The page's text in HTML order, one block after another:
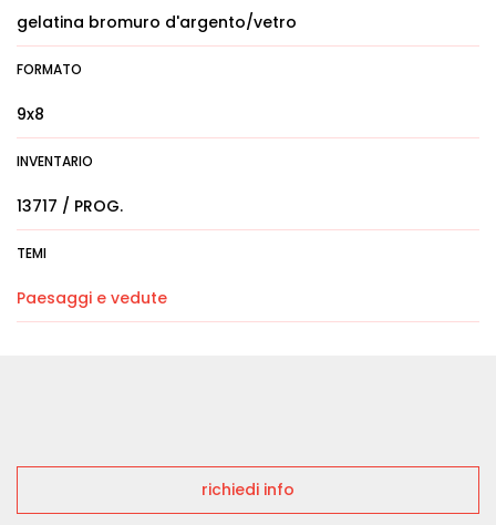
gelatina bromuro d'argento/vetro
FORMATO
9x8
INVENTARIO
13717 / PROG.
TEMI
Paesaggi e vedute
richiedi info